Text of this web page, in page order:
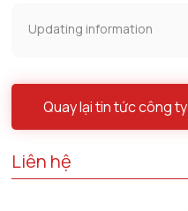
Updating information
Quay lại tin tức công ty
Liên hệ